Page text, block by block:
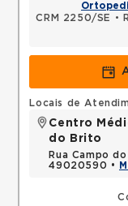
CRM 2250/SE
•
Locais de
Centro
do Brito
Rua Campo
49020590 •